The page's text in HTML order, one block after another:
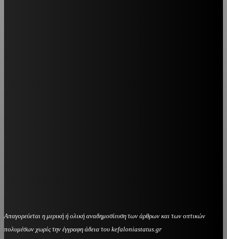
Απαγορεύεται η μερική ή ολική αναδημοσίευση των άρθρων και των οπτικών
πολυμέσων χωρίς την έγγραφη άδεια του kefaloniastatus.gr